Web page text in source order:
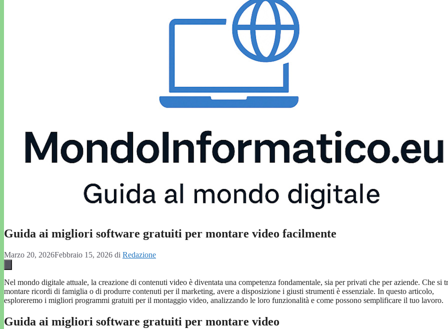
Guida ai migliori software gratuiti per montare video facilmente
Marzo 20, 2026Febbraio 15, 2026 di Redazione
Nel mondo digitale attuale, la creazione di contenuti video è diventata una competenza fondamentale, sia per privati che per aziende. Che si
montare ricordi di famiglia o di produrre contenuti per il marketing, avere a disposizione i giusti strumenti è essenziale. In questo articolo,
esploreremo i migliori programmi gratuiti per il montaggio video, analizzando le loro funzionalità e come possono semplificare il tuo lavoro.
Guida ai migliori software gratuiti per montare video